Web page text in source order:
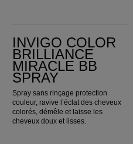
INVIGO COLOR
BRILLIANCE
MIRACLE BB
SPRAY
Spray sans rinçage protection
couleur, ravive l’éclat des cheveux
colorés, démêle et laisse les
cheveux doux et lisses.